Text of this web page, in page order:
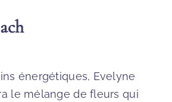
énergétiques, Evelyne
le mélange de fleurs qui